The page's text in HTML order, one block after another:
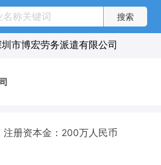
市博宏劳务派遣有限公司
注册资本金：200万人民币